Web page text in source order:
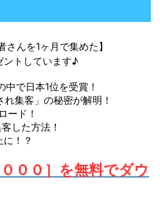
さんを1ヶ月で集めた】
ントしています♪
で日本1位を受賞！
集客」の秘密が解明！
ード！
した方法！
！？
００］を無料でダウ